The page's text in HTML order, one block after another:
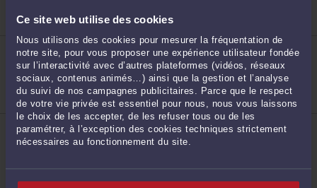
Ce site web utilise des cookies
Nous utilisons des cookies pour mesurer la fréquentation de
notre site, pour vous proposer une expérience utilisateur fondée
sur l’interactivité avec d’autres plateformes (vidéos, réseaux
sociaux, contenus animés…) ainsi que la gestion et l’analyse
du suivi de nos campagnes publicitaires. Parce que le respect
de votre vie privée est essentiel pour nous, nous vous laissons
le choix de les accepter, de les refuser tous ou de les
paramétrer, à l’exception des cookies techniques strictement
nécessaires au fonctionnement du site.
193
194
Réparation du préjudice corporel
Droit du travail
ME PHILIPPE CAMPS
505 avenue de Rome 83500 LA SEYNE SUR MER
Réparation du préjudice corporel
ME LAURELINE AUBOURG-BASTIANI
9 Allées d'Azémar 83300 DRAGUIGNAN
Droit de la famille, divorce, séparation
Droit du dommage corporel